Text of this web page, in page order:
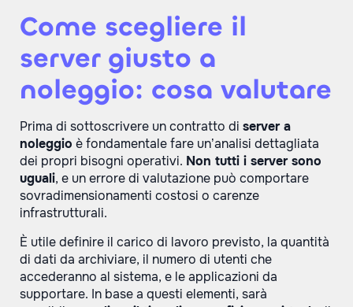
Come scegliere il
server giusto a
noleggio: cosa valutare
Prima di sottoscrivere un contratto di server a
noleggio è fondamentale fare un’analisi dettagliata
dei propri bisogni operativi. Non tutti i server sono
uguali, e un errore di valutazione può comportare
sovradimensionamenti costosi o carenze
infrastrutturali.
È utile definire il carico di lavoro previsto, la quantità
di dati da archiviare, il numero di utenti che
accederanno al sistema, e le applicazioni da
supportare. In base a questi elementi, sarà